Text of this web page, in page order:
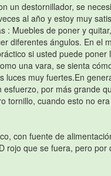
un destornillador, se
al año y estoy muy
: Muebles de poner y
diferentes ángulos. En el
si usted puede poner
una vara, se sienta
luces muy fuertes.En
por más grande
tornillo, cuando esto no
con fuente de
rojo que se fuera, pero por